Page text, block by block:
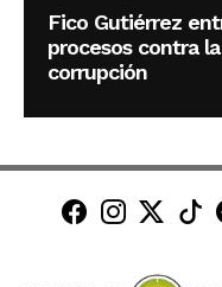
Fico Gutiérrez
procesos contra
corrupción
Minuto30